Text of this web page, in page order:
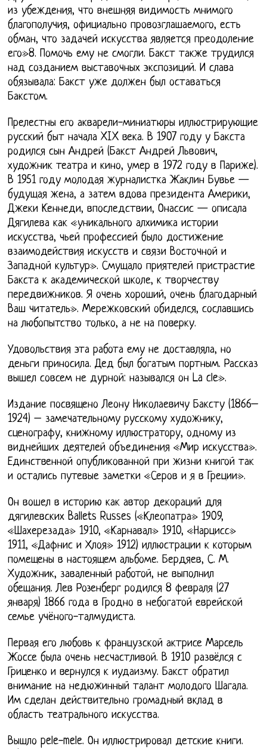
из убеждения, что внешняя видимость мнимого
благополучия, официально провозглашаемого, есть
обман, что задачей искусства является преодоление
его»8. Помочь ему не смогли. Бакст также трудился
над созданием выставочных экспозиций. И слава
обязывала: Бакст уже должен был оставаться
Бакстом.
Прелестны его акварели-миниатюры иллюстрирующие
русский быт начала XIX века. В 1907 году у Бакста
родился сын Андрей (Бакст Андрей Львович,
художник театра и кино, умер в 1972 году в Париже).
В 1951 году молодая журналистка Жаклин Бувье —
будущая жена, а затем вдова президента Америки,
Джеки Кеннеди, впоследствии, Онассис — описала
Дягилева как «уникального алхимика истории
искусства, чьей профессией было достижение
взаимодействия искусств и связи Восточной и
Западной культур». Смущало приятелей пристрастие
Бакста к академической школе, к творчеству
передвижников. Я очень хороший, очень благодарный
Ваш читатель». Мережковский обиделся, сославшись
на любопытство только, а не на поверку.
Удовольствия эта работа ему не доставляла, но
деньги приносила. Дед был богатым портным. Рассказ
вышел совсем не дурной: назывался он La cle».
Издание посвящено Леону Николаевичу Баксту (1866–
1924) – замечательному русскому художнику,
сценографу, книжному иллюстратору, одному из
виднейших деятелей объединения «Мир искусства».
Единственной опубликованной при жизни книгой так
и остались путевые заметки «Серов и я в Греции».
Он вошел в историю как автор декораций для
дягилевских Ballets Russes («Клеопатра» 1909,
«Шахерезада» 1910, «Карнавал» 1910, «Нарцисс»
1911, «Дафнис и Хлоя» 1912) иллюстрации к которым
помещены в настоящем альбоме. Бердяев, С. М.
Художник, заваленный работой, не выполнил
обещания. Лев Розенберг родился 8 февраля (27
января) 1866 года в Гродно в небогатой еврейской
семье учёного-талмудиста.
Первая его любовь к французской актрисе Марсель
Жоссе была очень несчастливой. В 1910 развёлся с
Гриценко и вернулся к иудаизму. Бакст обратил
внимание на недюжинный талант молодого Шагала.
Им сделан действительно громадный вклад в
область театрального искусства.
Вышло pele-mele. Он иллюстрировал детские книги.